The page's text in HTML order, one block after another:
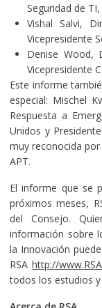
Seguridad de
Vishal Salvi,
Vicepresidente
Denise Wood,
Vicepresidente
Este informe
especial: Mischel
Respuesta a
Unidos y
muy reconocida
APT.
El informe que se
próximos meses,
del Consejo.
información sobre
la Innovación
RSAhttp://
todos los estudios